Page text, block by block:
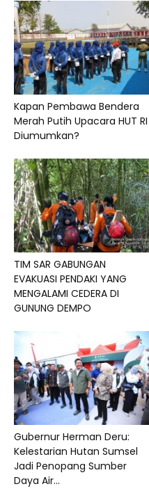
Kapan Pembawa Bendera
Merah Putih Upacara HUT RI
Diumumkan?
TIM SAR GABUNGAN
EVAKUASI PENDAKI YANG
MENGALAMI CEDERA DI
GUNUNG DEMPO
Gubernur Herman Deru:
Kelestarian Hutan Sumsel
Jadi Penopang Sumber
Daya Air...